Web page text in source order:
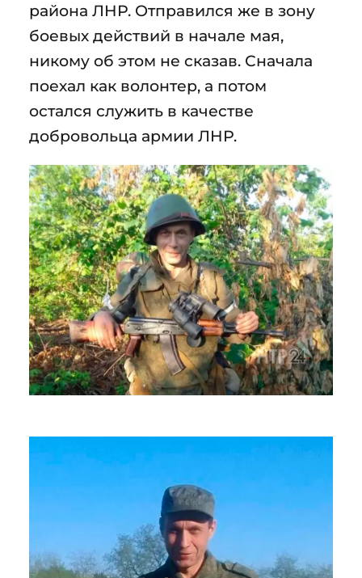
района ЛНР. Отправился же в зону
боевых действий в начале мая,
никому об этом не сказав. Сначала
поехал как волонтер, а потом
остался служить в качестве
добровольца армии ЛНР.